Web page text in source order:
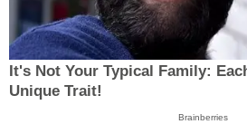
It's Not Your Typical Family:
Unique Trait!
Brainberries